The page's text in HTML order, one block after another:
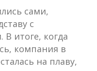
сами,
с
итоге, когда
компания в
на плаву,